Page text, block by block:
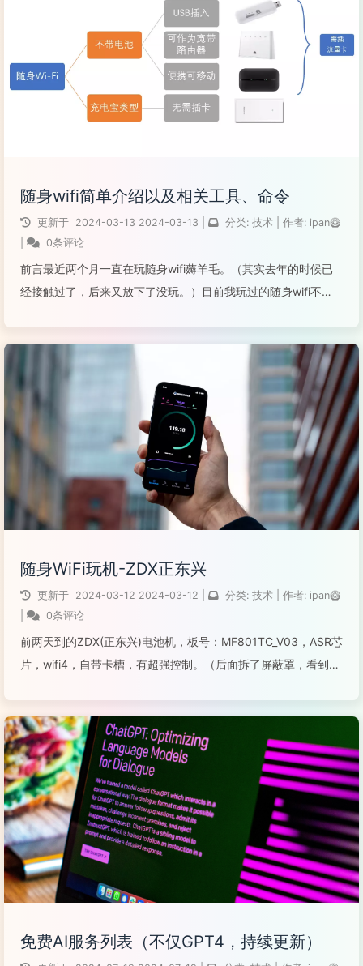
随身wifi简单介绍以及相关工具、命令
更新于 2024-03-13 2024-03-13 分类: 技术 作者: ipan🥝
0条评论
前言最近两个月一直在玩随身wifi薅羊毛。（其实去年的时候已
经接触过了，后来又放下了没玩。）目前我玩过的随身wifi不
阅读全文...
随身WiFi玩机-ZDX正东兴
更新于 2024-03-12 2024-03-12 分类: 技术 作者: ipan🥝
0条评论
前两天到的ZDX(正东兴)电池机，板号：MF801TC_V03，ASR芯
片，wifi4，自带卡槽，有超强控制。（后面拆了屏蔽罩，看到
阅读全文...
免费AI服务列表（不仅GPT4，持续更新）